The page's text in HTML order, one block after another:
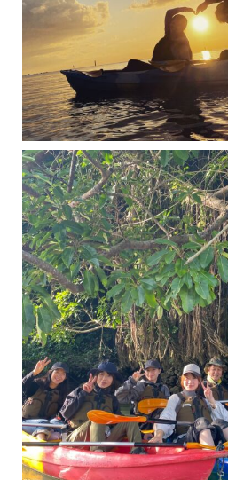
12月に入り、沖縄も流石に半袖では過ごせなくなってきました
ですが、日中はまだ20℃